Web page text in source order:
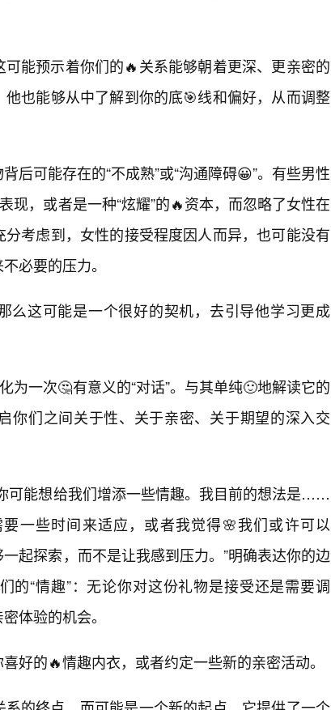
能预示着你们的🔥关系能够朝着更深、更亲密的
也能够从中了解到你的底🎯线和偏好，从而调整
后可能存在的“不成熟”或“沟通障碍😀”。有些男性
现，或者是一种“炫耀”的🔥资本，而忽略了女性在
考虑到，女性的接受程度因人而异，也可能没有
必要的压力。
么这可能是一个很好的契机，去引导他学习更成
为一次🤔有意义的“对话”。与其单纯🙂地解读它的
你们之间关于性、关于亲密、关于期望的深入交
可能想给我们增添一些情趣。我目前的想法是……
要一些时间来适应，或者我觉得🌸我们或许可以
起探索，而不是让我感到压力。”明确表达你的边
的“情趣”：无论你对这份礼物是接受还是需要调
体验的机会。
好的🔥情趣内衣，或者约定一些新的亲密活动。